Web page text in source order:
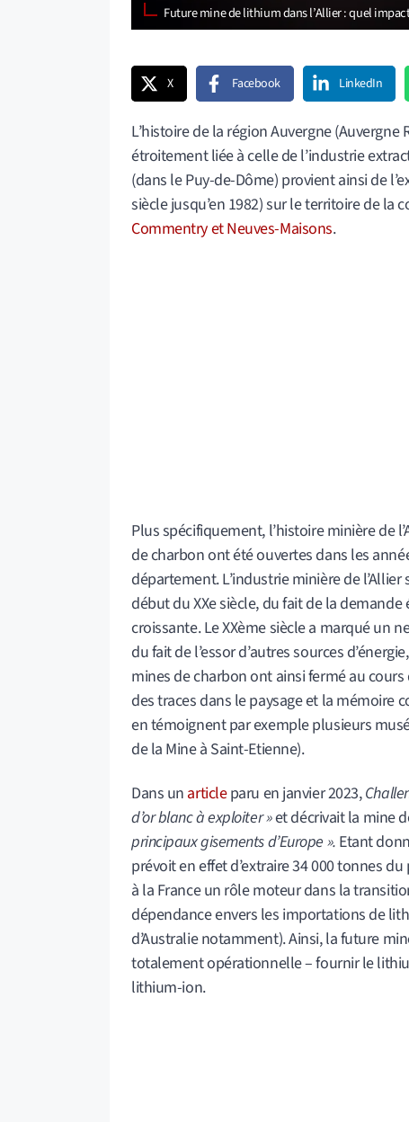
Future mine de lithium dans l’Allier : quel
X Facebook LinkedIn
L’histoire de la région Auvergne
étroitement liée à celle de l’industrie
(dans le Puy-de-Dôme) provient ainsi de
siècle jusqu’en 1982) sur le territoire de la
Commentry et Neuves-Maisons.
Plus spécifiquement, l’histoire minière de
de charbon ont été ouvertes dans les
département. L’industrie minière de
début du XXe siècle, du fait de la
croissante. Le XXème siècle a marqué un
du fait de l’essor d’autres sources
mines de charbon ont ainsi fermé au
des traces dans le paysage et la mémoire
en témoignent par exemple plusieurs
de la Mine à Saint-Etienne).
Dans un articleparu en janvier 2023,
d’or blanc à exploiter »et décrivait la mine
principaux gisements d’Europe ». Etant
prévoit en effet d’extraire 34 000 tonnes
à la France un rôle moteur dans la
dépendance envers les importations de
d’Australie notamment). Ainsi, la future
totalement opérationnelle – fournir le
lithium-ion.